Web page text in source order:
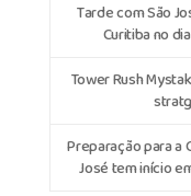
Tarde com São
Curitiba no
Tower Rush
Preparação para a
José tem início